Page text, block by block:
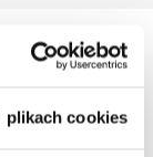
plikach cookies